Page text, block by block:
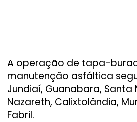
A operação de tapa-
manutenção asfáltica
Jundiaí, Guanabara, Santa
Nazareth, Calixtolândia,
Fabril.